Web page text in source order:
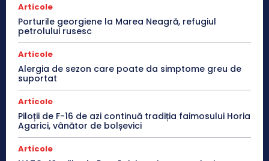
Articole
Porturile georgiene la Marea Neagră, refugiul
petrolului rusesc
Articole
Alergia de sezon care poate da simptome greu de
suportat
Articole
Piloții de F-16 de azi continuă tradiția faimosului Horia
Agarici, vânător de bolșevici
Articole